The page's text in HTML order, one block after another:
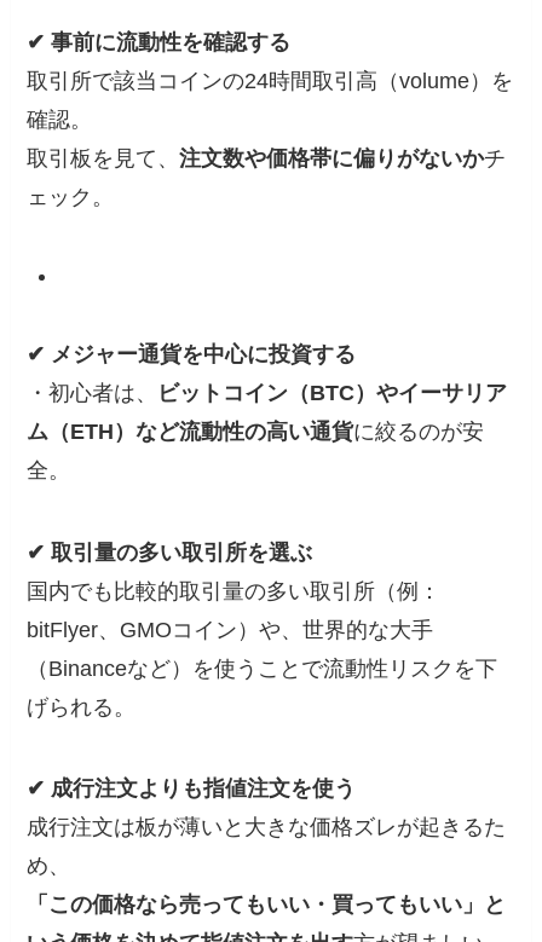
✔ 事前に流動性を確認する
取引所で該当コインの24時間取引高（volume）を
確認。
取引板を見て、注文数や価格帯に偏りがないかチ
ェック。
✔ メジャー通貨を中心に投資する
・初心者は、
ビットコイン（BTC）やイーサリア
ム（ETH）など流動性の高い通貨に絞るのが安
全。
✔ 取引量の多い取引所を選ぶ
国内でも比較的取引量の多い取引所（例：
bitFlyer、GMOコイン）や、世界的な大手
（Binanceなど）を使うことで流動性リスクを下
げられる。
✔ 成行注文よりも指値注文を使う
成行注文は板が薄いと大きな価格ズレが起きるた
め、
「この価格なら売ってもいい・買ってもいい」と